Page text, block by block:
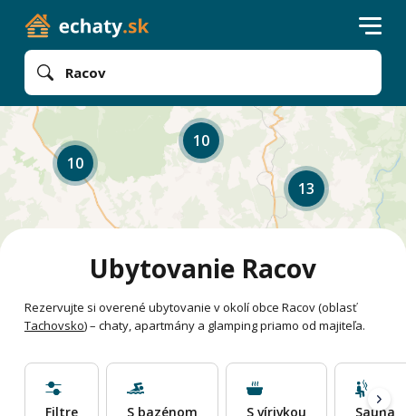
Racov
10
10
13
Ubytovanie Racov
Rezervujte si overené ubytovanie v okolí obce Racov (oblasť
Tachovsko) – chaty, apartmány a glamping priamo od majiteľa.
Filtre S bazénom S vírivkou Sauna